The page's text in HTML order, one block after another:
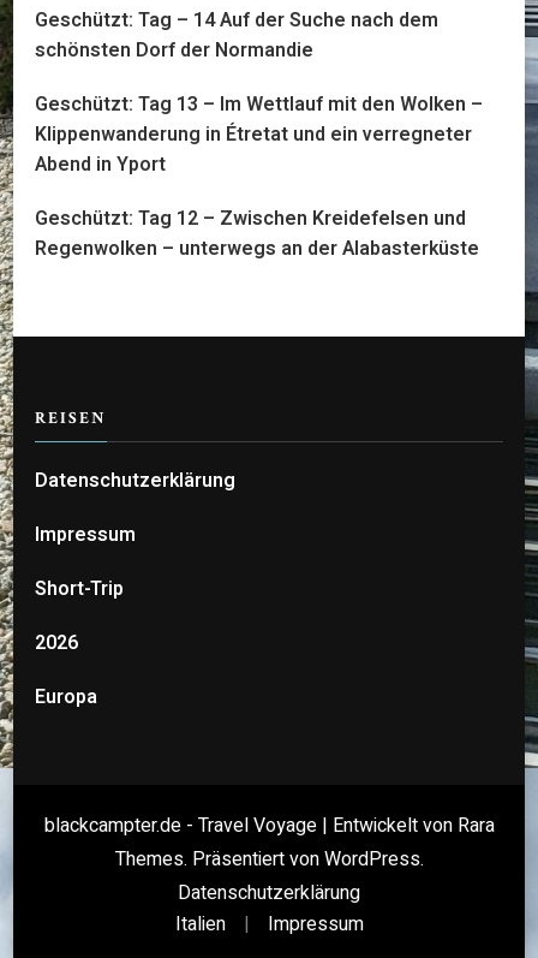
Geschützt: Tag – 14 Auf der Suche nach dem
schönsten Dorf der Normandie
Geschützt: Tag 13 – Im Wettlauf mit den Wolken –
Klippenwanderung in Étretat und ein verregneter
Abend in Yport
Geschützt: Tag 12 – Zwischen Kreidefelsen und
Regenwolken – unterwegs an der Alabasterküste
REISEN
Datenschutzerklärung
Impressum
Short-Trip
2026
Europa
blackcampter.de - Travel Voyage | Entwickelt von Rara
Themes. Präsentiert vonWordPress.
Datenschutzerklärung
Italien
Impressum